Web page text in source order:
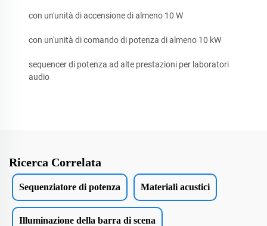
con un'unità di accensione di almeno 10 W
con un'unità di comando di potenza di almeno 10 kW
sequencer di potenza ad alte prestazioni per laboratori
audio
Ricerca Correlata
Sequenziatore di potenza Materiali acustici
Illuminazione della barra di scena